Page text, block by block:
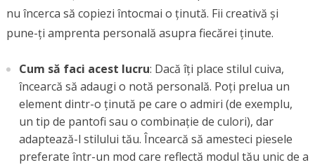
nu încerca să copiezi întocmai o ținută. Fii creativă și
pune-ți amprenta personală asupra fiecărei ținute.
Cum să faci acest lucru: Dacă îți place stilul cuiva,
încearcă să adaugi o notă personală. Poți prelua un
element dintr-o ținută pe care o admiri (de exemplu,
un tip de pantofi sau o combinație de culori), dar
adaptează-l stilului tău. Încearcă să amesteci piesele
preferate într-un mod care reflectă modul tău unic de a